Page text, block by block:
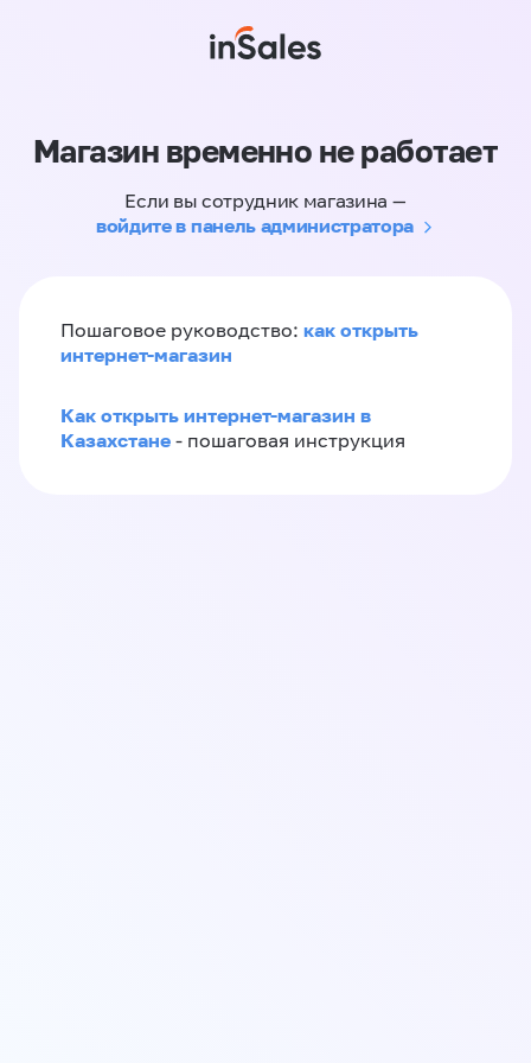
Магазин временно не работает
Если вы сотрудник магазина —
войдите в панель администратора
Пошаговое руководство: как открыть
интернет-магазин
Как открыть интернет-магазин в
Казахстане - пошаговая инструкция